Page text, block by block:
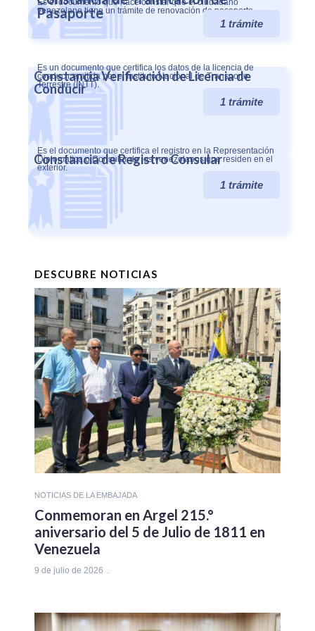
Pasaporte
Es el documento que hace constar que el ciudadano
venezolano tiene un trámite de renovación de pasaporte...
1 trámite
Constancia Verificación de Licencia de
Conducir
Es un documento que certifica los datos de la licencia de
conducir emitida por el Instituto Nacional de Transporte
Terrestre (INTT).
1 trámite
Constancia de Registro Consular
Es el documento que certifica el registro en la Representación
Diplomática o Consular de los venezolanos que residen en el
exterior.
1 trámite
DESCUBRE NOTICIAS
NOTICIAS DE LA EMBAJADA
Conmemoran en Argel 215.°
aniversario del 5 de Julio de 1811 en
Venezuela
9 de julio de 2026